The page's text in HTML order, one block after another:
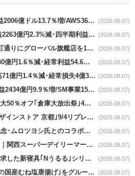
Amazon news｜2Q営業収益2006億ドル13.7％増/AWS36.8％％増が貢献 (2026.08.07)
ニトリnews｜第1Q売上収益2263億円2.3%減･四半期利益1.4％減 (2026.08.07)
ユニクロnews｜京都･河原町通りにグローバル旗艦店を11/6開設 (2026.08.07)
AOKI news｜第1Q売上高430億円1.6％減･経常利益54.6％減 (2026.08.07)
はるやまnews｜第1Q売上高71億円1.4％減･経常損失4億3800万円 (2026.08.07)
バローnews｜第１Q営業収益2434億円9.9％増/SM事業15.5％増と絶好調 (2026.08.07)
島忠news｜展示品家具が最大50％オフ｢倉庫大放出祭｣4店舗限定で開催 (2026.08.07)
ロフトnews｜新生｢モマ デザインストア 京都｣9/4リプレイスオープン (2026.08.07)
ハンズnews｜創業50周年記念･ムロツヨシ氏とのコラボ企画｢ムロハンズ｣開催 (2026.08.07)
関西フードマーケットnews｜関西スーパーデイリーマート蒲生店8/7改装 (2026.08.07)
ニトリnews｜肌ざわりを追求した新寝具｢Nうるる｣シリーズを発売 (2026.08.07)
U.S.M.Hnews｜ ｢４種だしの国産むね塩唐揚げ｣をグループ610店で共同販促 (2026.08.07)